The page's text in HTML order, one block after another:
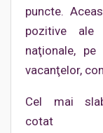
puncte.
pozitive ale
naţionale,
vacanţelor,
Cel mai
cotat